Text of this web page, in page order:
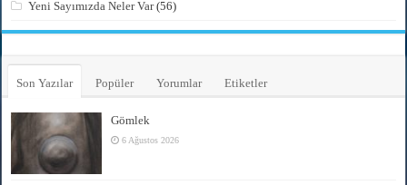
Yeni Sayımızda Neler Var(56)
Son Yazılar Popüler Yorumlar Etiketler
Gömlek
6 Ağustos 2026